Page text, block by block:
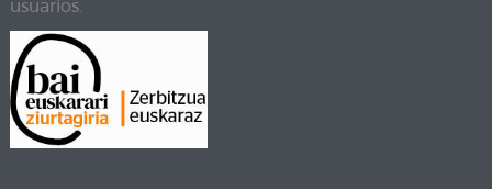
usuarios.